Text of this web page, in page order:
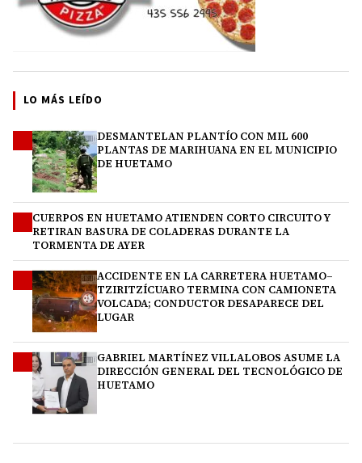
LO MÁS LEÍDO
DESMANTELAN PLANTÍO CON MIL 600
PLANTAS DE MARIHUANA EN EL MUNICIPIO
DE HUETAMO
CUERPOS EN HUETAMO ATIENDEN CORTO CIRCUITO Y
RETIRAN BASURA DE COLADERAS DURANTE LA
TORMENTA DE AYER
ACCIDENTE EN LA CARRETERA HUETAMO–
TZIRITZÍCUARO TERMINA CON CAMIONETA
VOLCADA; CONDUCTOR DESAPARECE DEL
LUGAR
GABRIEL MARTÍNEZ VILLALOBOS ASUME LA
DIRECCIÓN GENERAL DEL TECNOLÓGICO DE
HUETAMO